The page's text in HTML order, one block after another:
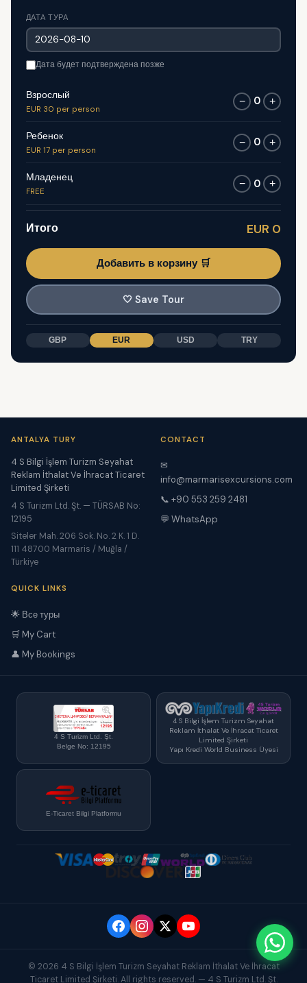
ДАТА ТУРА
Дата будет подтверждена позже
Взрослый
EUR 30 per person
− 0 +
Ребенок
EUR 17 per person
− 0 +
Младенец
FREE
− 0 +
Итого EUR 0
Добавить в корзину 🛒
🤍 Save Tour
GBP EUR USD TRY
ANTALYA TURY
4 S Bilgi İşlem Turizm Seyahat
Reklam İthalat Ve İhracat Ticaret
Limited Şirketi
4 S Turizm Ltd. Şt. — TÜRSAB No:
12195
Siteler Mah. 206 Sok. No. 2 K. 1 D.
111 48700 Marmaris / Muğla /
Türkiye
CONTACT
✉
info@marmarisexcursions.com
📞 +90 553 259 2481
💬 WhatsApp
QUICK LINKS
🌟 Все туры
🛒 My Cart
👤 My Bookings
4 S Turizm Ltd. Şt.
Belge No: 12195
4 S Bilgi İşlem Turizm Seyahat
Reklam İthalat Ve İhracat Ticaret
Limited Şirketi
Yapı Kredi World Business Üyesi
E-Ticaret Bilgi Platformu
© 2026 4 S Bilgi İşlem Turizm Seyahat Reklam İthalat Ve İhracat
Ticaret Limited Şirketi. All rights reserved. — 4 S Turizm Ltd. Şt.